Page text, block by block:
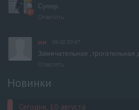
Супер.
Ответить
ин 09.02 20:47
Замечательная ,трогательная
Ответить
Новинки
Сегодня, 10 августа